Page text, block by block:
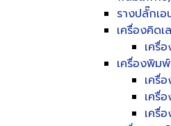
รางปลั๊กเ
เครื่องคิด
เครื่
เครื่องพิม
เครื่
เครื่
เครื่